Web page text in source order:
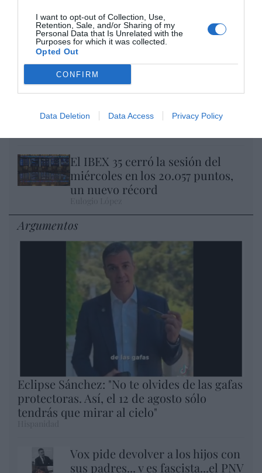
I want to opt-out of Collection, Use,
Retention, Sale, and/or Sharing of my
Personal Data that Is Unrelated with the
Purposes for which it was collected.
Opted Out
CONFIRM
Data Deletion Data Access Privacy Policy
Nokia, Ericsson... Huawei: lo que importan
son las patentes
Eulogio López
Isabel Pantoja pierde dos pleitos
euros... suma y sigue
El IBEX 35 cerró la sesión del
miércoles en los 20.057 puntos,
un nuevo récord
Argumentos
Eclipse Sánchez: "No te olvides de las gafas
protectoras. Así, el 12 de agosto sólo
tendrás que mirar al cielo"
Vox pide devolver a los hijos con
sus padres... y es fascista...el PNV